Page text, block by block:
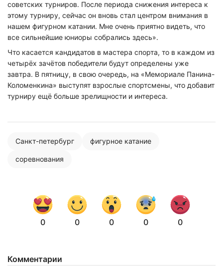
советских турниров. После периода снижения интереса к
этому турниру, сейчас он вновь стал центром внимания в
нашем фигурном катании. Мне очень приятно видеть, что
все сильнейшие юниоры собрались здесь».
Что касается кандидатов в мастера спорта, то в каждом из
четырёх зачётов победители будут определены уже
завтра. В пятницу, в свою очередь, на «Мемориале Панина-
Коломенкина» выступят взрослые спортсмены, что добавит
турниру ещё больше зрелищности и интереса.
Санкт-петербург фигурное катание
соревнования
0 0 0 0 0
Комментарии